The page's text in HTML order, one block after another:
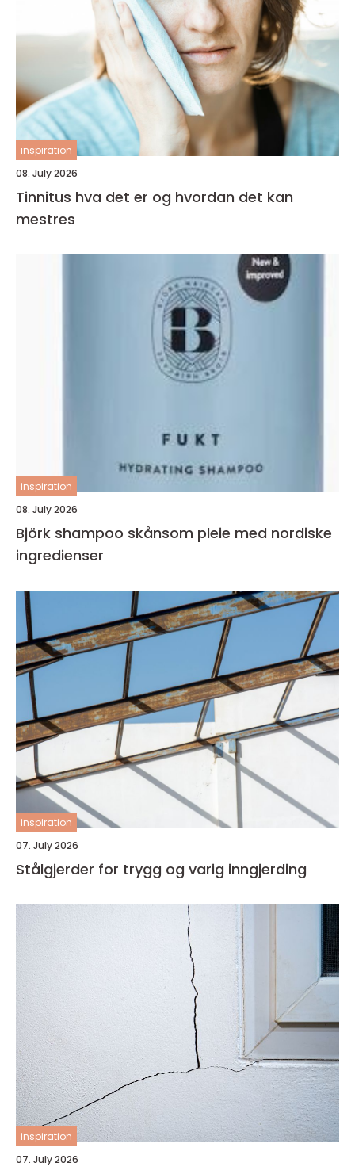
inspiration
08. July 2026
Tinnitus hva det er og hvordan det kan
mestres
inspiration
08. July 2026
Björk shampoo skånsom pleie med nordiske
ingredienser
inspiration
07. July 2026
Stålgjerder for trygg og varig inngjerding
inspiration
07. July 2026